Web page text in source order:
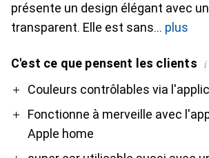
présente un design élégant avec
transparent. Elle est sans
plus
C'est ce que pensent les clients i
ProCouleurs contrôlables via
Fonctionne à merveille avec
Apple home
Contre